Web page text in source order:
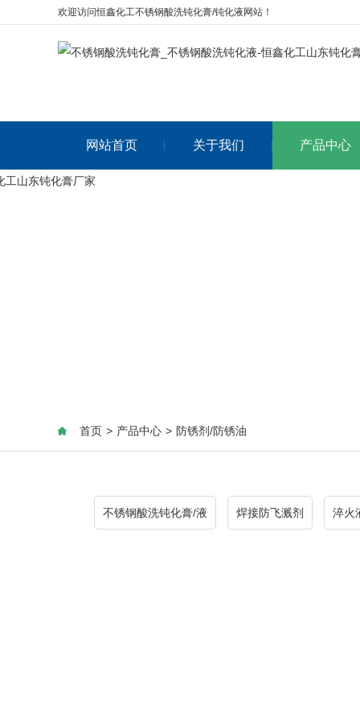
欢迎访问恒鑫化工不锈钢酸洗钝化膏/钝化液网站！
网站首页 关于我们 产品中心
首页 > 产品中心 > 防锈剂/防锈油
不锈钢酸洗钝化膏/液 焊接防飞溅剂 淬火